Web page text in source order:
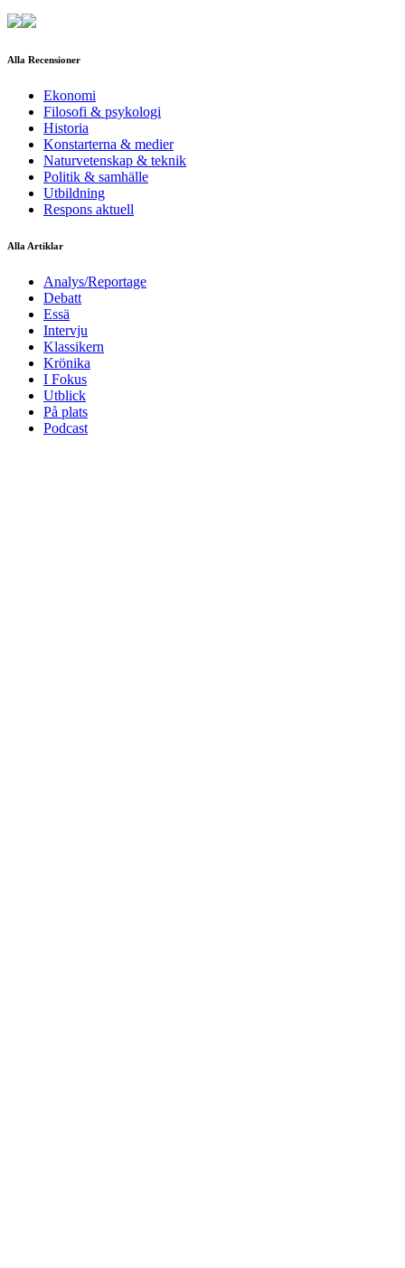
Alla Recensioner
Ekonomi
Filosofi & psykologi
Historia
Konstarterna & medier
Naturvetenskap & teknik
Politik & samhälle
Utbildning
Respons aktuell
Alla Artiklar
Analys/Reportage
Debatt
Essä
Intervju
Klassikern
Krönika
I Fokus
Utblick
På plats
Podcast